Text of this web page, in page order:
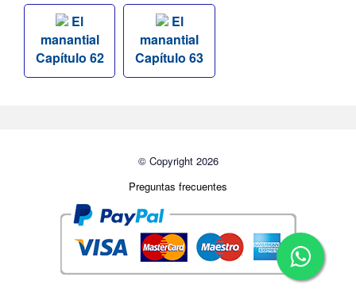
El
manantial
Capítulo 62
El
manantial
Capítulo 63
© Copyright 2026
Preguntas frecuentes